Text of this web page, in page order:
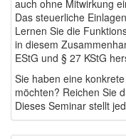
auch ohne Mitwirkung
Das steuerliche
Lernen Sie die
in diesem
EStG und § 27 KStG
Sie haben eine
möchten? Reichen Sie
Dieses Seminar stellt